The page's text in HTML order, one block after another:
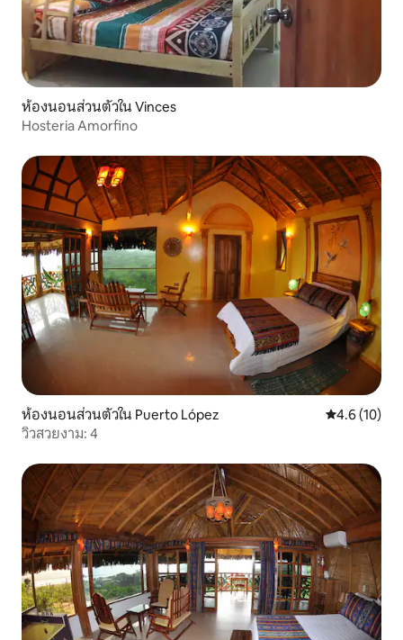
ห้องนอนส่วนตัวใน Vinces
Hosteria Amorfino
ห้องนอนส่วนตัวใน Puerto López คะแนนเฉลี่ย
4.6 (10)
วิวสวยงาม: 4